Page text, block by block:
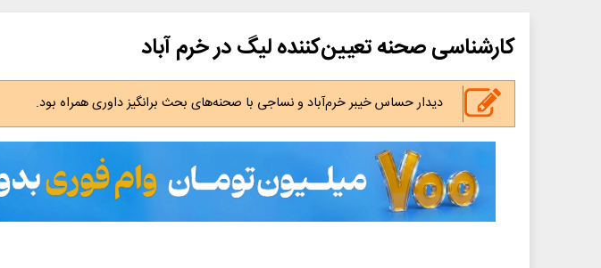
کارشناسی صحنه تعیین‌کننده لیگ در خرم آباد
دیدار حساس خیبر خرم‌آباد و نساجی با صحنه‌های بحث برانگیز داوری همراه بود.